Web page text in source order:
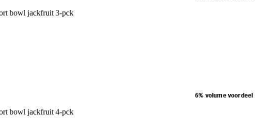
bowl jackfruit 3-pck
6% volume voordeel
bowl jackfruit 4-pck